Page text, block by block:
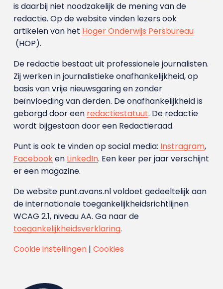
is daarbij niet noodzakelijk de mening van de
redactie. Op de website vinden lezers ook
artikelen van het Hoger Onderwijs Persbureau
(HOP).
De redactie bestaat uit professionele journalisten.
Zij werken in journalistieke onafhankelijkheid, op
basis van vrije nieuwsgaring en zonder
beïnvloeding van derden. De onafhankelijkheid is
geborgd door een redactiestatuut. De redactie
wordt bijgestaan door een Redactieraad.
Punt is ook te vinden op social media: Instragram,
Facebooken LinkedIn. Een keer per jaar verschijnt
er een magazine.
De website punt.avans.nl voldoet gedeeltelijk aan
de internationale toegankelijkheidsrichtlijnen
WCAG 2.1, niveau AA. Ga naar de
toegankelijkheidsverklaring.
Cookie instellingen| Cookies